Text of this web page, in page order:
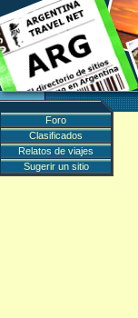
Foro
Clasificados
Relatos de viajes
Sugerir un sitio